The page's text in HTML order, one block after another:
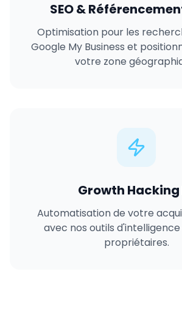
SEO &
Optimisation pour les
Google My Business et
votre zone
Growth Hacking
Automatisation de votre
avec nos outils
propriétaires.